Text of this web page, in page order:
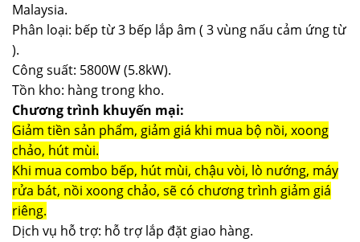
Malaysia.
Phân loại: bếp từ 3 bếp lắp âm ( 3 vùng nấu cảm ứng từ
).
Công suất: 5800W (5.8kW).
Tồn kho: hàng trong kho.
Chương trình khuyến mại:
Giảm tiền sản phẩm, giảm giá khi mua bộ nồi, xoong
chảo, hút mùi.
Khi mua combo bếp, hút mùi, chậu vòi, lò nướng, máy
rửa bát, nồi xoong chảo, sẽ có chương trình giảm giá
riêng.
Dịch vụ hỗ trợ: hỗ trợ lắp đặt giao hàng.